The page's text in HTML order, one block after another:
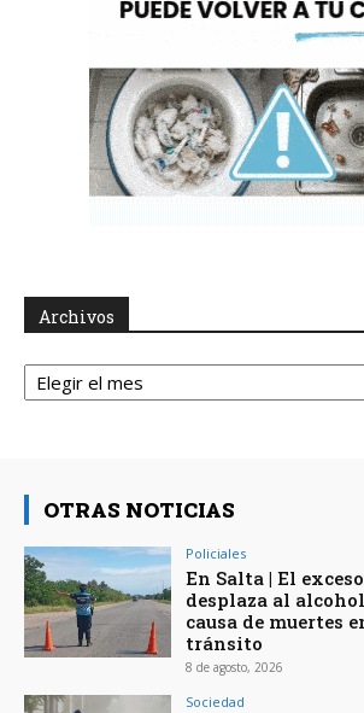
Archivos
Archivos
OTRAS NOTICIAS
Policiales
En Salta | El
desplaza al
causa de muertes
tránsito
8 de agosto, 2026
Sociedad